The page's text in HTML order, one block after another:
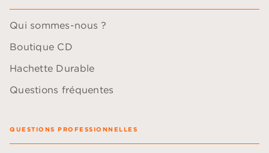
Qui sommes-nous ?
Boutique CD
Hachette Durable
Questions fréquentes
QUESTIONS PROFESSIONNELLES